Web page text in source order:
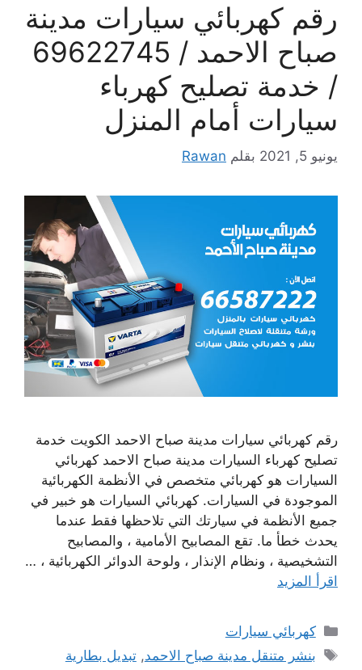
رقم كهربائي سيارات مدينة
صباح الاحمد / 69622745
/ خدمة تصليح كهرباء
سيارات أمام المنزل
يونيو 5, 2021 بقلم Rawan
رقم كهربائي سيارات مدينة صباح الاحمد الكويت خدمة
تصليح كهرباء السيارات مدينة صباح الاحمد كهربائي
السيارات هو كهربائي متخصص في الأنظمة الكهربائية
الموجودة في السيارات. كهربائي السيارات هو خبير في
جميع الأنظمة في سيارتك التي تلاحظها فقط عندما
يحدث خطأ ما. تقع المصابيح الأمامية ، والمصابيح
التشخيصية ، ونظام الإنذار ، ولوحة الدوائر الكهربائية ، …
اقرأ المزيد
التصنيفات
كهربائي سيارات
الوسوم
بنشر متنقل مدينة صباح الاحمد,تبديل بطارية